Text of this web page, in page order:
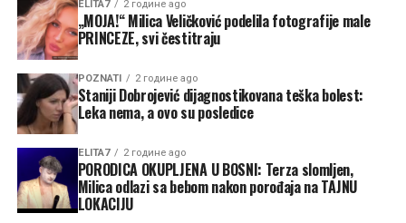
ELITA7 2 године ago
„MOJA!“ Milica Veličković podelila fotografije male
PRINCEZE, svi čestitraju
POZNATI 2 године ago
Staniji Dobrojević dijagnostikovana teška bolest:
Leka nema, a ovo su posledice
ELITA7 2 године ago
PORODICA OKUPLJENA U BOSNI: Terza slomljen,
Milica odlazi sa bebom nakon porođaja na TAJNU
LOKACIJU